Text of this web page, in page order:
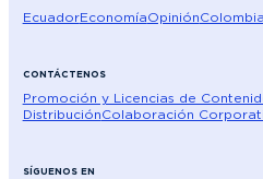
EcuadorEconomíaOpiniónColombia
CONTÁCTENOS
Promoción y Licencias de
DistribuciónColaboración
SÍGUENOS EN